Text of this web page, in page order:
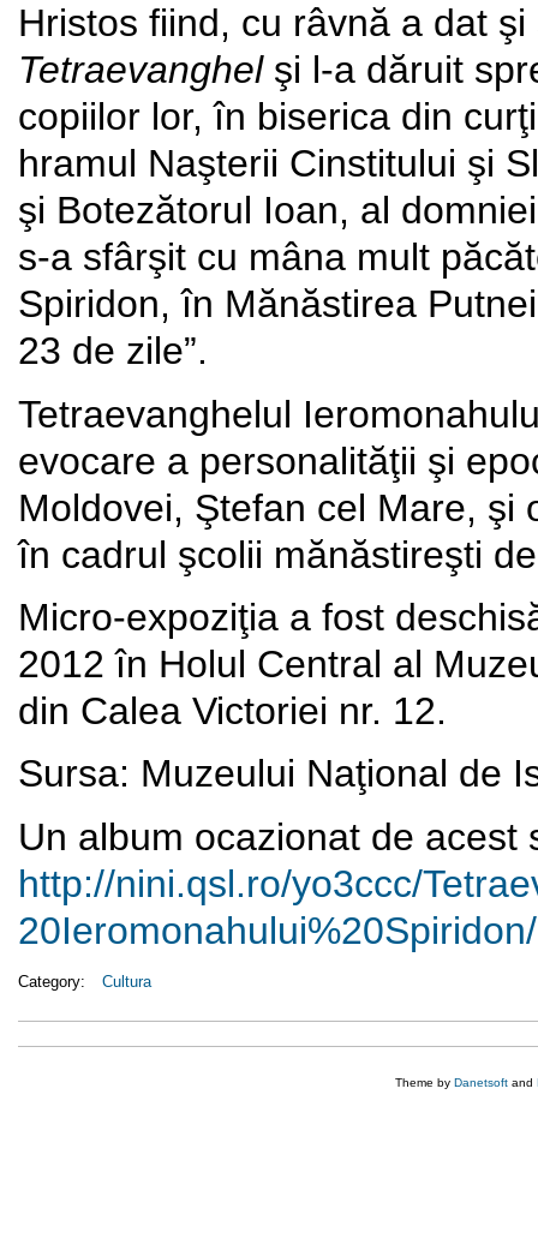
Hristos fiind, cu râvnă a dat
Tetraevanghelşi l-a dăruit
copiilor lor, în biserica din
hramul Naşterii Cinstitului şi
şi Botezătorul Ioan, al
s-a sfârşit cu mâna mult
Spiridon, în Mănăstirea
23 de zile”.
Tetraevanghelul
evocare a personalităţii şi
Moldovei, Ştefan cel Mare,
în cadrul şcolii mănăstireşti
Micro-expoziţia a fost
2012 în Holul Central al
din Calea Victoriei nr. 12.
Sursa: Muzeului Naţional de
Un album ocazionat de acest
http://nini.qsl.ro/yo3ccc/
20Ieromonahului%20Spiridon/
Category: Cultura
Theme by Danetsoft and